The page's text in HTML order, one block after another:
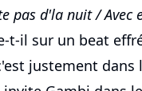
pas d'la nuit / Avec
t-il sur un beat
justement dans